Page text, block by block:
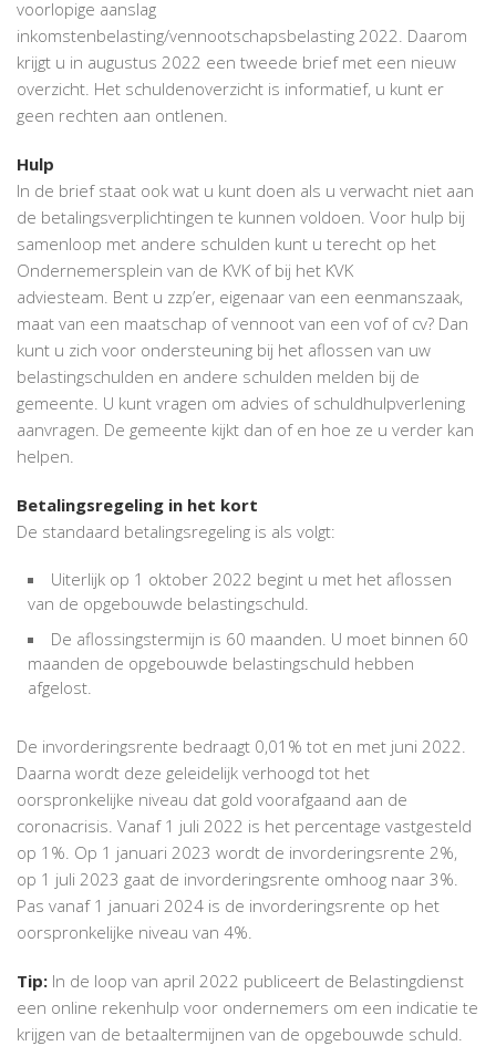
voorlopige aanslag
inkomstenbelasting/vennootschapsbelasting 2022. Daarom
krijgt u in augustus 2022 een tweede brief met een nieuw
overzicht. Het schuldenoverzicht is informatief, u kunt er
geen rechten aan ontlenen.
Hulp
In de brief staat ook wat u kunt doen als u verwacht niet aan
de betalingsverplichtingen te kunnen voldoen. Voor hulp bij
samenloop met andere schulden kunt u terecht op het
Ondernemersplein van de KVK of bij het KVK
adviesteam. Bent u zzp’er, eigenaar van een eenmanszaak,
maat van een maatschap of vennoot van een vof of cv? Dan
kunt u zich voor ondersteuning bij het aflossen van uw
belastingschulden en andere schulden melden bij de
gemeente. U kunt vragen om advies of schuldhulpverlening
aanvragen. De gemeente kijkt dan of en hoe ze u verder kan
helpen.
Betalingsregeling in het kort
De standaard betalingsregeling is als volgt:
Uiterlijk op 1 oktober 2022 begint u met het aflossen
van de opgebouwde belastingschuld.
De aflossingstermijn is 60 maanden. U moet binnen 60
maanden de opgebouwde belastingschuld hebben
afgelost.
De invorderingsrente bedraagt 0,01% tot en met juni 2022.
Daarna wordt deze geleidelijk verhoogd tot het
oorspronkelijke niveau dat gold voorafgaand aan de
coronacrisis. Vanaf 1 juli 2022 is het percentage vastgesteld
op 1%. Op 1 januari 2023 wordt de invorderingsrente 2%,
op 1 juli 2023 gaat de invorderingsrente omhoog naar 3%.
Pas vanaf 1 januari 2024 is de invorderingsrente op het
oorspronkelijke niveau van 4%.
Tip: In de loop van april 2022 publiceert de Belastingdienst
een online rekenhulp voor ondernemers om een indicatie te
krijgen van de betaaltermijnen van de opgebouwde schuld.